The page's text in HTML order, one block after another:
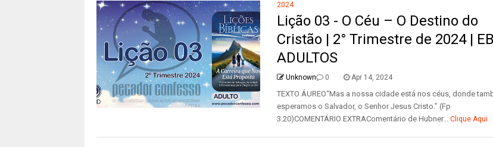
2024
Lição 03 - O Céu – O Destino do
Cristão | 2° Trimestre de 2024 |
ADULTOS
Unknown 0 Apr 14, 2024
TEXTO ÁUREO“Mas a nossa cidade está nos céus, donde
esperamos o Salvador, o Senhor Jesus Cristo.” (Fp
3.20)COMENTÁRIO EXTRAComentário de Hubner... Clique Aqui